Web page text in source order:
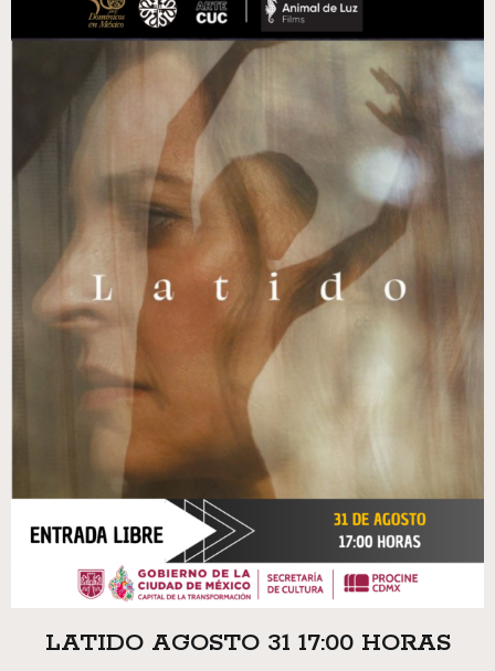
LATIDO AGOSTO 31 17:00 HORAS